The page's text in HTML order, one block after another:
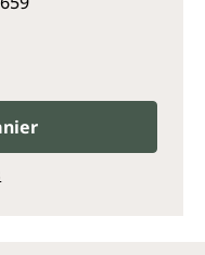
: Entrez la